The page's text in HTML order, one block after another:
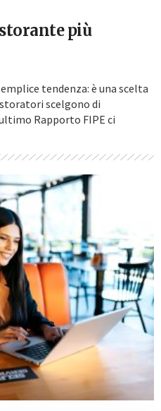
più
tendenza: è una scelta
scelgono di
Rapporto FIPE ci